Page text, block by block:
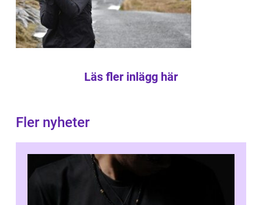
Läs fler inlägg här
Fler nyheter